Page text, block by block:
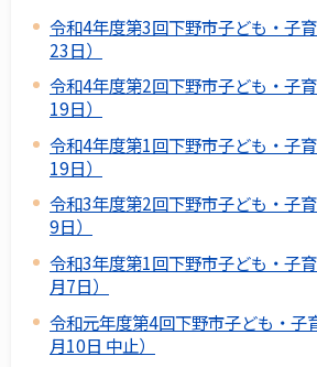
令和4年度第3回下野市子ども・子
23日）
令和4年度第2回下野市子ども・子
19日）
令和4年度第1回下野市子ども・子
19日）
令和3年度第2回下野市子ども・子
9日）
令和3年度第1回下野市子ども・子
月7日）
令和元年度第4回下野市子ども・子
月10日 中止）